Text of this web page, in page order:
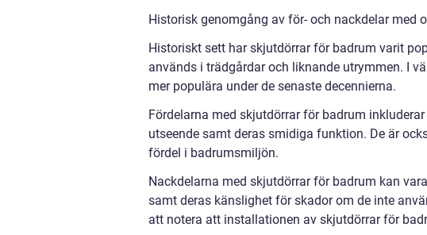
Historisk genomgång av för- och nackdelar med
Historiskt sett har skjutdörrar för badrum varit
används i trädgårdar och liknande utrymmen. I
mer populära under de senaste decennierna.
Fördelarna med skjutdörrar för badrum
utseende samt deras smidiga funktion. De är
fördel i badrumsmiljön.
Nackdelarna med skjutdörrar för badrum kan
samt deras känslighet för skador om de inte
att notera att installationen av skjutdörrar för